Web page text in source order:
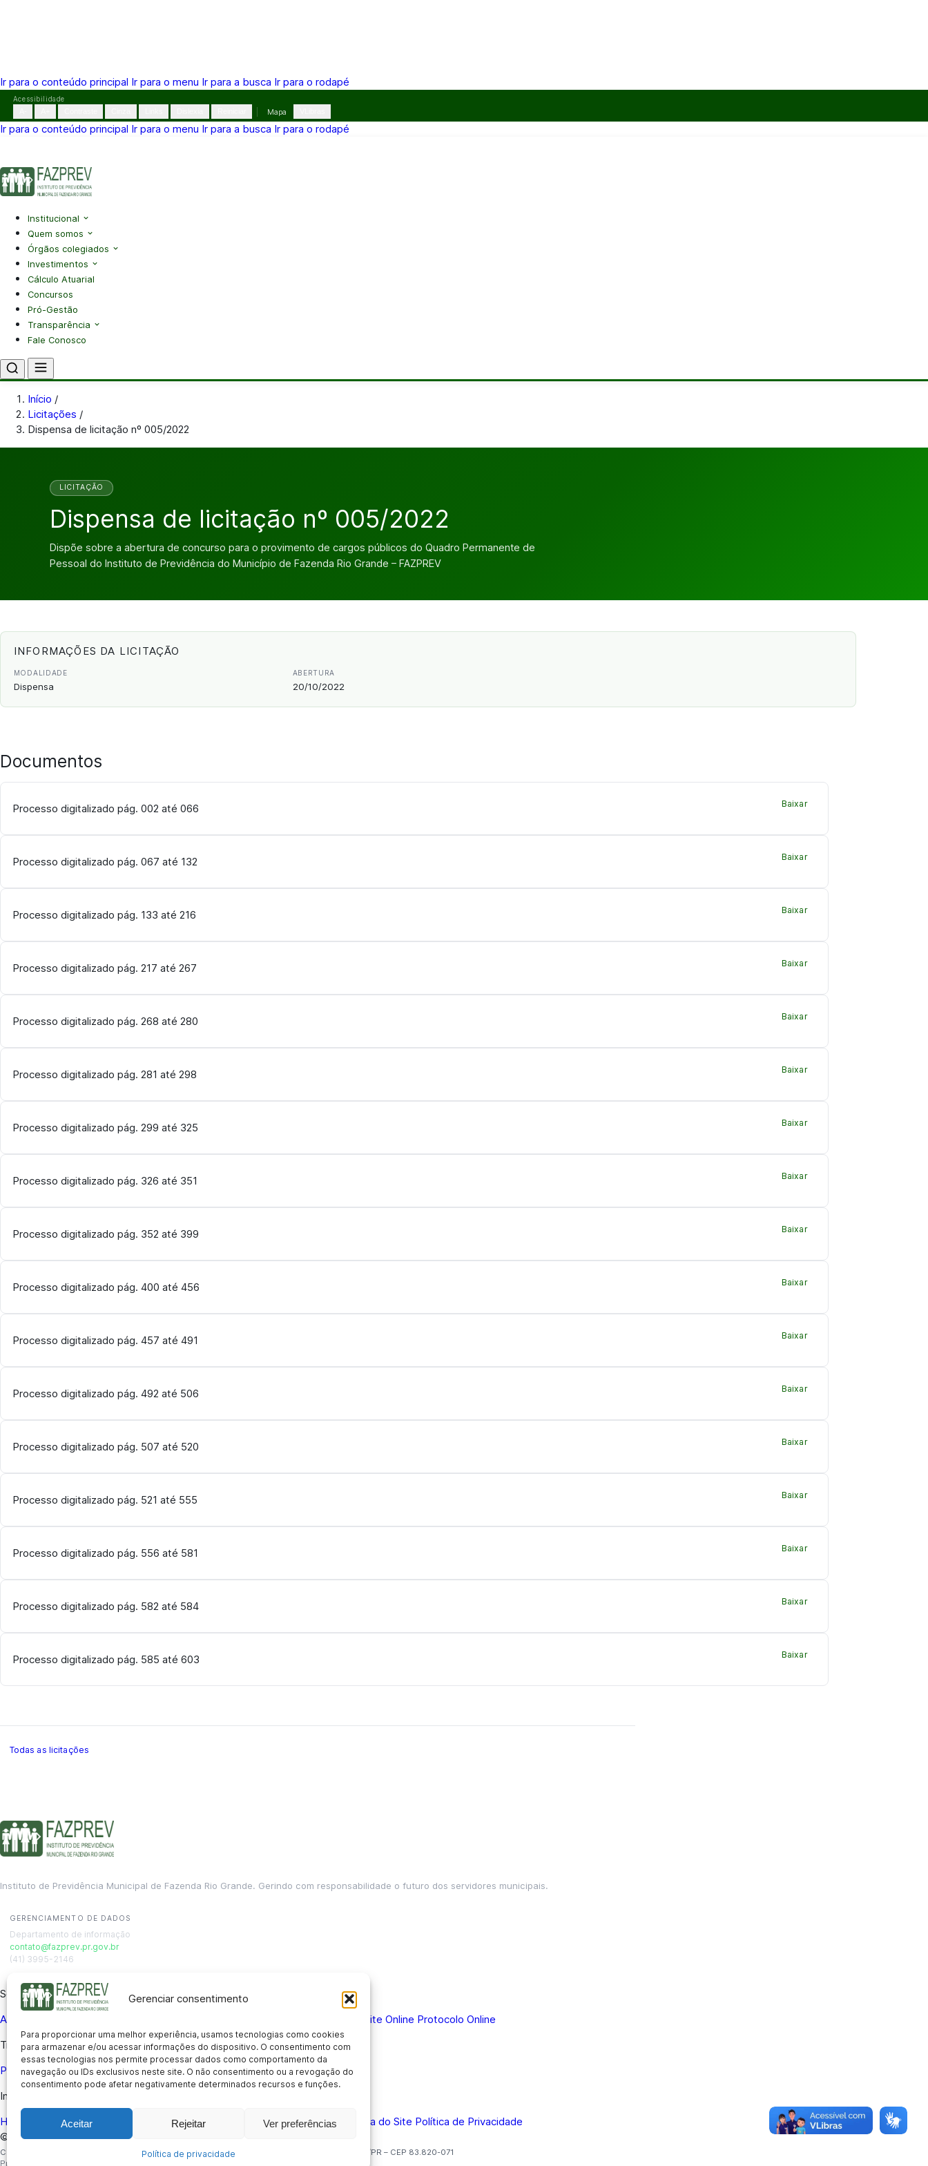
Gerenciar consentimento
Para proporcionar uma melhor experiência, usamos tecnologias como cookies
para armazenar e/ou acessar informações do dispositivo. O consentimento com
essas tecnologias nos permite processar dados como comportamento da
navegação ou IDs exclusivos neste site. O não consentimento ou a revogação do
consentimento pode afetar negativamente determinados recursos e funções.
Aceitar Rejeitar Ver preferências
Política de privacidade
Ir para o conteúdo principal Ir para o menu Ir para a busca Ir para o rodapé
Pular
o
Acessibilidade
Mapa
Ir para o conteúdo principal Ir para o menu Ir para a busca Ir para o rodapé
Institucional
Quem somos
Órgãos colegiados
Investimentos
Cálculo Atuarial
Concursos
Pró-Gestão
Transparência
Fale Conosco
Início /
Licitações /
Dispensa de licitação nº 005/2022
LICITAÇÃO
Dispensa de licitação nº 005/2022
Dispõe sobre a abertura de concurso para o provimento de cargos públicos do Quadro Permanente de
Pessoal do Instituto de Previdência do Município de Fazenda Rio Grande – FAZPREV
INFORMAÇÕES DA LICITAÇÃO
MODALIDADE
Dispensa
ABERTURA
20/10/2022
Documentos
Processo digitalizado pág. 002 até 066 Baixar
Processo digitalizado pág. 067 até 132 Baixar
Processo digitalizado pág. 133 até 216 Baixar
Processo digitalizado pág. 217 até 267 Baixar
Processo digitalizado pág. 268 até 280 Baixar
Processo digitalizado pág. 281 até 298 Baixar
Processo digitalizado pág. 299 até 325 Baixar
Processo digitalizado pág. 326 até 351 Baixar
Processo digitalizado pág. 352 até 399 Baixar
Processo digitalizado pág. 400 até 456 Baixar
Processo digitalizado pág. 457 até 491 Baixar
Processo digitalizado pág. 492 até 506 Baixar
Processo digitalizado pág. 507 até 520 Baixar
Processo digitalizado pág. 521 até 555 Baixar
Processo digitalizado pág. 556 até 581 Baixar
Processo digitalizado pág. 582 até 584 Baixar
Processo digitalizado pág. 585 até 603 Baixar
Todas as licitações
Instituto de Previdência Municipal de Fazenda Rio Grande. Gerindo com responsabilidade o futuro dos servidores municipais.
GERENCIAMENTO DE DADOS
Departamento de informação
contato@fazprev.pr.gov.br
(41) 3995-2146
Serviços
Aposentadoria
Holerite Online Protocolo Online
Transparência
Portal da Transparência Licitações Pró-Gestão RPPS Acesso a informação
Institucional
História
Missão e Visão Concursos Fale Conosco Acessibilidade Mapa do Site Política de Privacidade
© 2026 FAZPREV – Instituto de Previdência Municipal de Fazenda Rio Grande.
CNPJ: 05.145.721/0001-03 | Avenida Araucárias, 177, Sala 105 – Eucaliptos, Fazenda Rio Grande/PR – CEP 83.820-071
Privacidade